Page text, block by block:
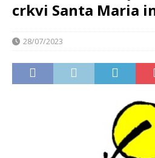
crkvi Santa Maria
28/07/2023